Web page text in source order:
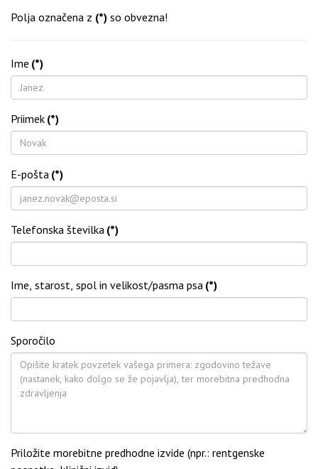
Polja označena z (*) so obvezna!
Ime (*)
Priimek (*)
E-pošta (*)
Telefonska številka (*)
Ime, starost, spol in velikost/pasma psa (*)
Sporočilo
Priložite morebitne predhodne izvide (npr.: rentgenske